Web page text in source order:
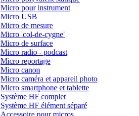
Micro pour instrument
Micro USB
Micro de mesure
Micro 'col-de-cygne'
Micro de surface
Micro radio - podcast
Micro reportage
Micro canon
Micro caméra et appareil photo
Micro smartphone et tablette
Système HF complet
Système HF élément séparé
Accessoire pour micros